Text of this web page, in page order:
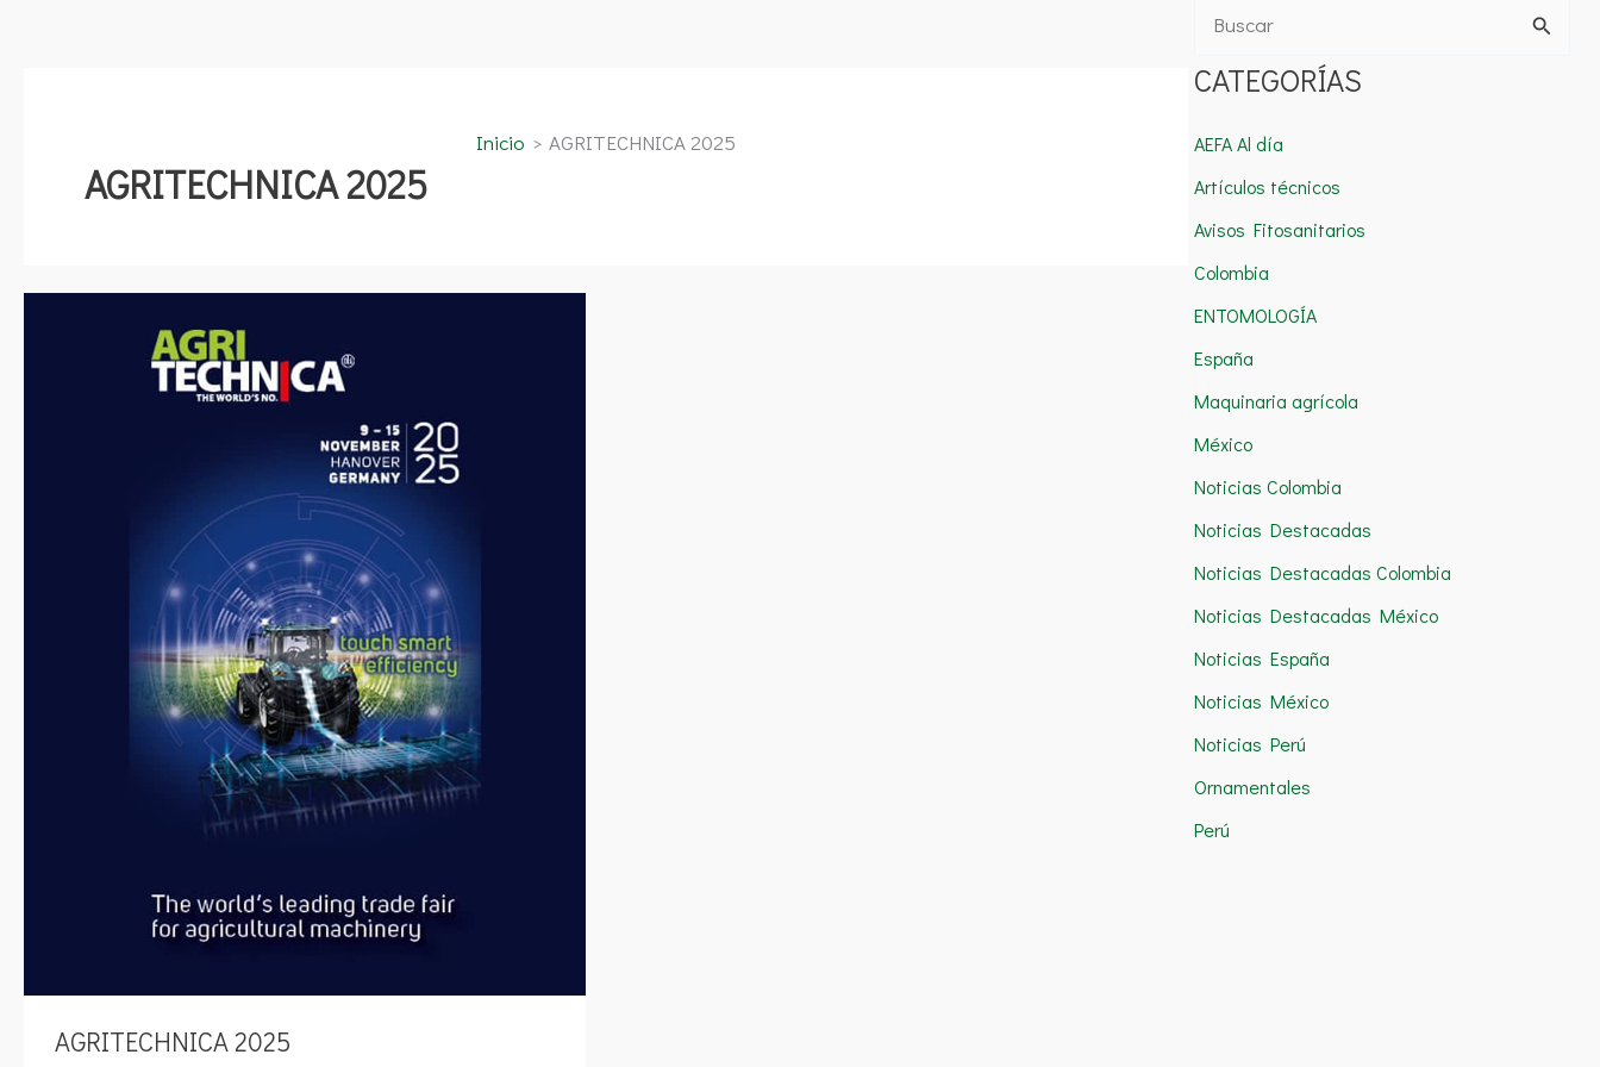
Inicio AGRITECHNICA 2025
AGRITECHNICA 2025
AGRITECHNICA 2025
AGRITECHNICA
u
c
a
r
:
CATEGORÍAS
AEFA Al día
Artículos técnicos
Avisos Fitosanitarios
Colombia
ENTOMOLOGÍA
España
Maquinaria agrícola
México
Noticias Colombia
Noticias Destacadas
Noticias Destacadas Colombia
Noticias Destacadas México
Noticias España
Noticias México
Noticias Perú
Ornamentales
Perú